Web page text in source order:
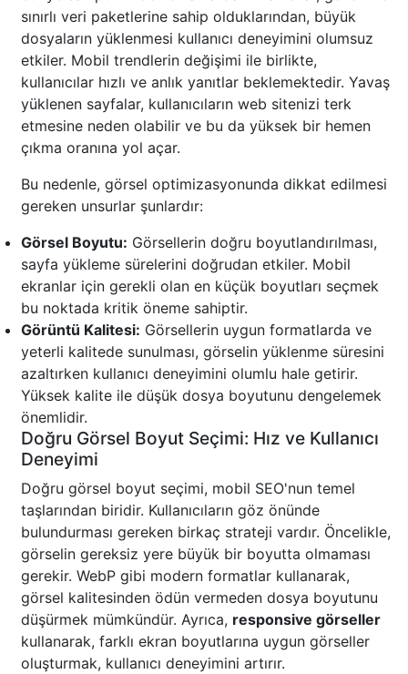
sınırlı veri paketlerine sahip olduklarından, büyük
dosyaların yüklenmesi kullanıcı deneyimini olumsuz
etkiler. Mobil trendlerin değişimi ile birlikte,
kullanıcılar hızlı ve anlık yanıtlar beklemektedir. Yavaş
yüklenen sayfalar, kullanıcıların web sitenizi terk
etmesine neden olabilir ve bu da yüksek bir hemen
çıkma oranına yol açar.
Bu nedenle, görsel optimizasyonunda dikkat edilmesi
gereken unsurlar şunlardır:
Görsel Boyutu: Görsellerin doğru boyutlandırılması,
sayfa yükleme sürelerini doğrudan etkiler. Mobil
ekranlar için gerekli olan en küçük boyutları seçmek
bu noktada kritik öneme sahiptir.
Görüntü Kalitesi: Görsellerin uygun formatlarda ve
yeterli kalitede sunulması, görselin yüklenme süresini
azaltırken kullanıcı deneyimini olumlu hale getirir.
Yüksek kalite ile düşük dosya boyutunu dengelemek
önemlidir.
Doğru Görsel Boyut Seçimi: Hız ve Kullanıcı
Deneyimi
Doğru görsel boyut seçimi, mobil SEO'nun temel
taşlarından biridir. Kullanıcıların göz önünde
bulundurması gereken birkaç strateji vardır. Öncelikle,
görselin gereksiz yere büyük bir boyutta olmaması
gerekir. WebP gibi modern formatlar kullanarak,
görsel kalitesinden ödün vermeden dosya boyutunu
düşürmek mümkündür. Ayrıca, responsive görseller
kullanarak, farklı ekran boyutlarına uygun görseller
oluşturmak, kullanıcı deneyimini artırır.